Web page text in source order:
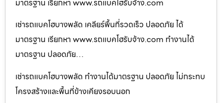
มาตรฐาน เรียกหา www.รถแบคโฮรับจ้าง.com
เช่ารถแบคโฮบางพลัด เคลียร์พื้นที่รวดเร็ว ปลอดภัย ได้
มาตรฐาน เรียกหา www.รถแบคโฮรับจ้าง.com ทำงานได้
มาตรฐาน ปลอดภัย…
เช่ารถแบคโฮบางพลัด ทำงานได้มาตรฐาน ปลอดภัย ไม่กระทบ
โครงสร้างและพื้นที่ข้างเคียงรอบนอก